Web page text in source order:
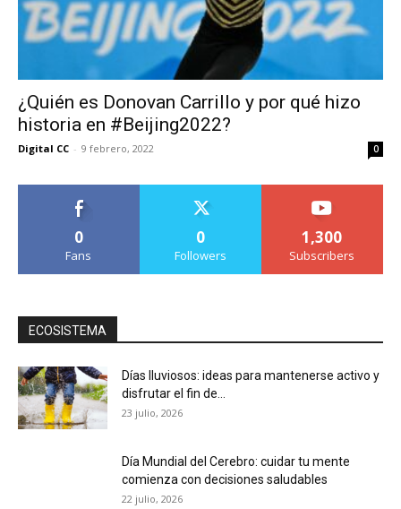
¿Quién es Donovan Carrillo y por qué hizo
historia en #Beijing2022?
Digital CC - 9 febrero, 2022 0
0
Fans
0
Followers
1,300
Subscribers
ECOSISTEMA
Días lluviosos: ideas para mantenerse activo y
disfrutar el fin de...
23 julio, 2026
Día Mundial del Cerebro: cuidar tu mente
comienza con decisiones saludables
22 julio, 2026